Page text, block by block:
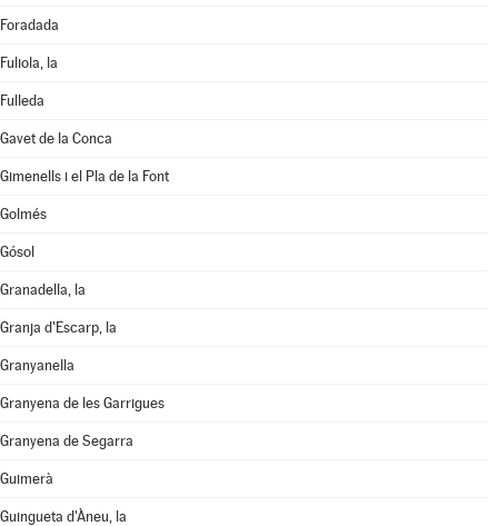
Foradada
Fuliola, la
Fulleda
Gavet de la Conca
Gimenells i el Pla de la Font
Golmés
Gósol
Granadella, la
Granja d'Escarp, la
Granyanella
Granyena de les Garrigues
Granyena de Segarra
Guimerà
Guingueta d'Àneu, la